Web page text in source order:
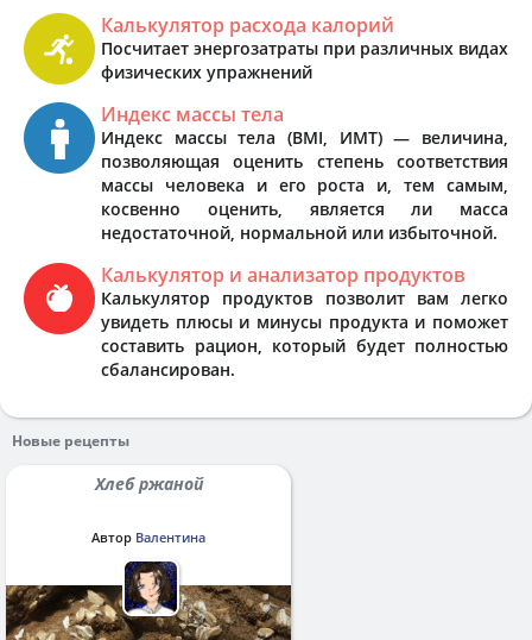
Калькулятор расхода калорий
Посчитает энергозатраты при различных видах
физических упражнений
Индекс массы тела
Индекс массы тела (BMI, ИМТ) — величина,
позволяющая оценить степень соответствия
массы человека и его роста и, тем самым,
косвенно оценить, является ли масса
недостаточной, нормальной или избыточной.
Калькулятор и анализатор продуктов
Калькулятор продуктов позволит вам легко
увидеть плюсы и минусы продукта и поможет
составить рацион, который будет полностью
сбалансирован.
Новые рецепты
Хлеб ржаной
Автор Валентина